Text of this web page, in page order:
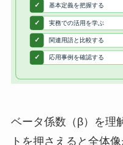
ベータ係数（β）を理
トを押さえると全体